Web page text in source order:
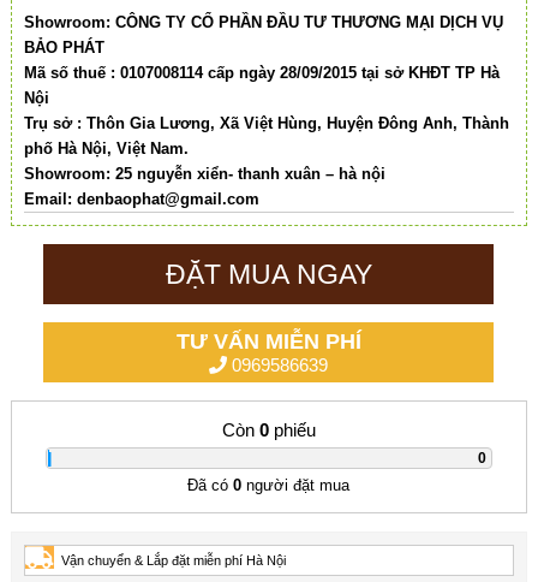
Showroom: CÔNG TY CỔ PHẦN ĐẦU TƯ THƯƠNG MẠI DỊCH VỤ
BẢO PHÁT
Mã số thuế : 0107008114 cấp ngày 28/09/2015 tại sở KHĐT TP Hà
Nội
Trụ sở : Thôn Gia Lương, Xã Việt Hùng, Huyện Đông Anh, Thành
phố Hà Nội, Việt Nam.
Showroom: 25 nguyễn xiển- thanh xuân – hà nội
Email: denbaophat@gmail.com
ĐẶT MUA NGAY
TƯ VẤN MIỄN PHÍ
0969586639
Còn 0phiếu
0
Đã có0 người đặt mua
Vận chuyển & Lắp đặt miễn phí Hà Nội